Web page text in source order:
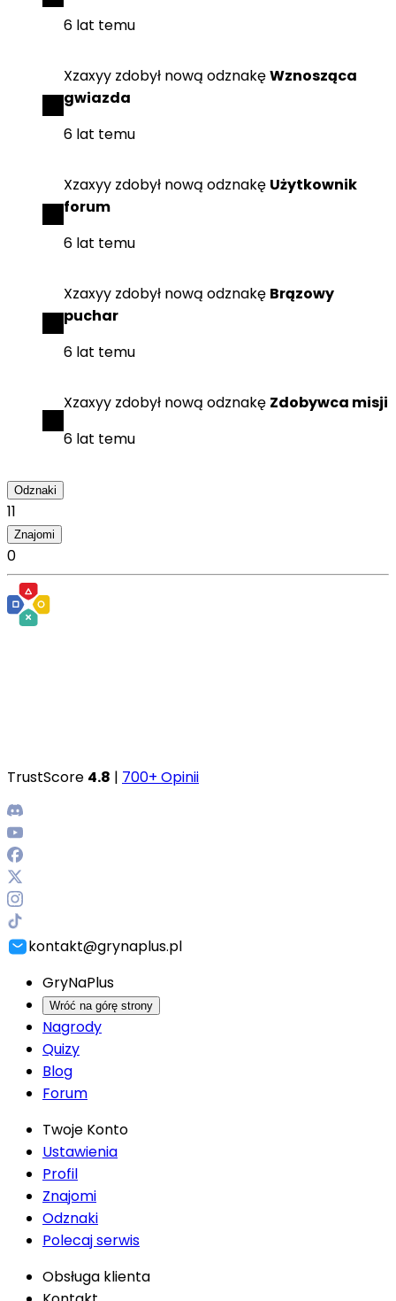
6 lat temu
Xzaxyy zdobył nową odznakęWznosząca
gwiazda
6 lat temu
Xzaxyy zdobył nową odznakę Użytkownik
forum
6 lat temu
Xzaxyy zdobył nową odznakę Brązowy
puchar
6 lat temu
Xzaxyy zdobył nową odznakę Zdobywca misji
6 lat temu
Odznaki
11
Znajomi
0
TrustScore 4.8 | 700+ Opinii
kontakt@grynaplus.pl
GryNaPlus
Wróć na górę strony
Nagrody
Quizy
Blog
Forum
Twoje Konto
Ustawienia
Profil
Znajomi
Odznaki
Polecaj serwis
Obsługa klienta